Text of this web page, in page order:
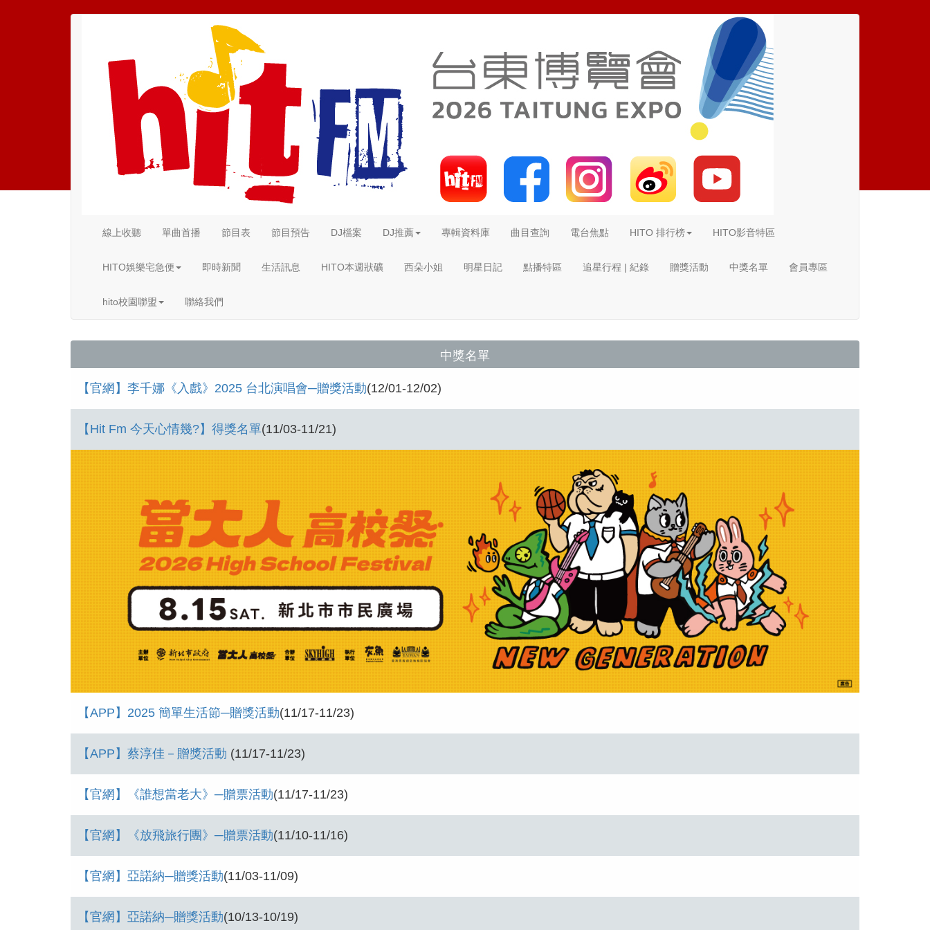
線上收聽 單曲首播 節目表 節目預告 DJ檔案 DJ推薦 專輯資料庫 曲目查詢 電台焦點 HITO 排行榜 HITO影音特區
HITO娛樂宅急便 即時新聞 生活訊息 HITO本週狀礦 西朵小姐 明星日記 點播特區 追星行程 | 紀錄 贈獎活動 中獎名單 會員專區
hito校園聯盟 聯絡我們
中獎名單
【官網】李千娜《入戲》2025 台北演唱會─贈獎活動(12/01-12/02)
【Hit Fm 今天心情幾?】得獎名單(11/03-11/21)
【APP】2025 簡單生活節─贈獎活動(11/17-11/23)
【APP】蔡淳佳－贈獎活動 (11/17-11/23)
【官網】《誰想當老大》─贈票活動(11/17-11/23)
【官網】《放飛旅行團》─贈票活動(11/10-11/16)
【官網】亞諾納─贈獎活動(11/03-11/09)
【官網】亞諾納─贈獎活動(10/13-10/19)